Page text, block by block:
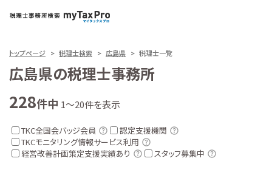
トップページ 税理士検索 広島県 税理士一覧
広島県の税理士事務所
228件中 1～20件を表示
TKC全国会バッジ会員
認定支援機関
TKCモニタリング情報サービス利用
経営改善計画策定支援実績あり
スタッフ募集中